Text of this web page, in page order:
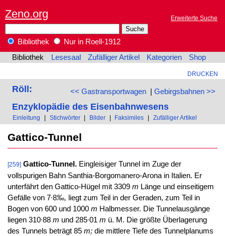
Zeno.org Erweiterte Suche
Bibliothek
Nur in Roell-1912
Bibliothek
Lesesaal Zufälliger Artikel Kategorien Shop
DRUCKEN
<< Gastransportwagen| Gebirgsbahnen >>
Röll:
Enzyklopädie des Eisenbahnwesens
Einleitung | Stichwörter | Bilder | Faksimiles | Zufälliger Artikel
Gattico-Tunnel
[259] Gattico-Tunnel.Eingleisiger Tunnel im Zuge der
vollspurigen Bahn Santhia-Borgomanero-Arona in Italien. Er
unterfährt den Gattico-Hügel mit 3309 m Länge und einseitigem
Gefälle von 7∙8‰, liegt zum Teil in der Geraden, zum Teil in
Bogen von 600 und 1000 m Halbmesser. Die Tunnelausgänge
liegen 310∙88 m und 285∙01 m ü. M. Die größte Überlagerung
des Tunnels beträgt 85 m;die mittlere Tiefe des Tunnelplanums